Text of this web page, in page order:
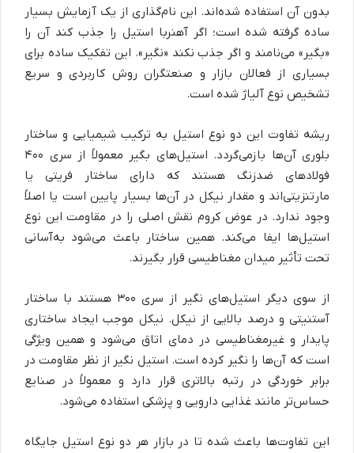
بدون آن استفاده شده‌اند. این نام‌گذاری از یک آزمایش بسیار
ساده گرفته شده است؛ اگر آهنربا استیل را جذب کند آن را
«بگیر» می‌نامند و اگر جذب نکند «نگیر». این تفکیک ساده برای
بسیاری از فعالان بازار و صنعتگران روش کاربردی و سریع
تشخیص نوع آلیاژ شده است.
ریشه تفاوت این دو نوع استیل به ترکیب شیمیایی و ساختار
بلوری آن‌ها بازمی‌گردد. استیل‌های بگیر معمولاً از سری ۴۰۰
فولادهای ضدزنگ هستند که دارای ساختار فریتی یا
مارتنزیتی‌اند و مقدار نیکل در آن‌ها بسیار پایین است یا اصلاً
وجود ندارد. در عوض کروم نقش اصلی را در مقاومت این نوع
استیل‌ها ایفا می‌کند. همین ساختار باعث می‌شود به‌آسانی
تحت تأثیر میدان مغناطیسی قرار بگیرند.
از سوی دیگر استیل‌های نگیر از سری ۳۰۰ هستند با ساختار
آستنیتی و درصد بالایی از نیکل. نیکل موجب ایجاد ساختاری
پایدار و غیرمغناطیسی در دمای اتاق می‌شود و همین ویژگی
است که آن‌ها را نگیر کرده است. استیل نگیر از نظر مقاومت در
برابر خوردگی در رتبه بالاتری قرار دارد و معمولاً در صنایع
حساس‌تر مانند غذایی دارویی و پزشکی استفاده می‌شود.
این تفاوت‌ها باعث شده تا در بازار هر دو نوع استیل جایگاه